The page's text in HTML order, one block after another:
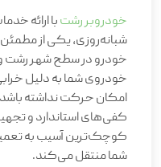
خودروبر رشتبا ارائه
شبانه‌روزی، یکی از
خودرو در سطح شهر رشت
خودروی شما به دلیل
امکان حرکت نداشته
کفی‌های استاندارد و
کوچک‌ترین آسیب به
شما منتقل می‌کند.